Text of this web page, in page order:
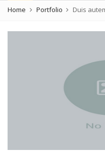
Home Portfolio Duis